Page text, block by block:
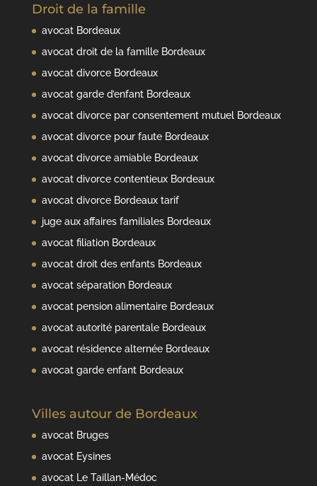
Droit de la famille
avocat Bordeaux
avocat droit de la famille Bordeaux
avocat divorce Bordeaux
avocat garde d’enfant Bordeaux
avocat divorce par consentement mutuel Bordeaux
avocat divorce pour faute Bordeaux
avocat divorce amiable Bordeaux
avocat divorce contentieux Bordeaux
avocat divorce Bordeaux tarif
juge aux affaires familiales Bordeaux
avocat filiation Bordeaux
avocat droit des enfants Bordeaux
avocat séparation Bordeaux
avocat pension alimentaire Bordeaux
avocat autorité parentale Bordeaux
avocat résidence alternée Bordeaux
avocat garde enfant Bordeaux
Villes autour de Bordeaux
avocat Bruges
avocat Eysines
avocat Le Taillan-Médoc